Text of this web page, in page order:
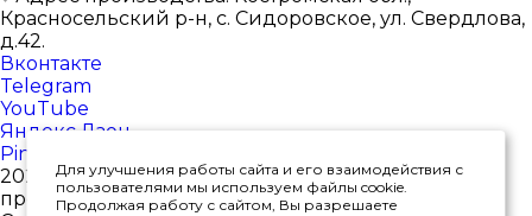
Красносельский р-н, с. Сидоровское, ул. Свердлова,
д.42.
Вконтакте
Telegram
YouTube
Яндекс.Дзен
Pinterest
2026 © Интернет-магазин ювелирных изделий от
производителя
Для улучшения работы сайта и его взаимодействия с
пользователями мы используем файлы cookie.
Продолжая работу с сайтом, Вы разрешаете